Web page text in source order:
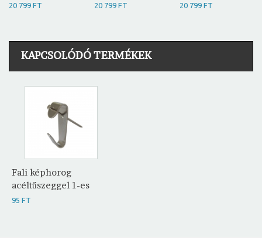
20 799 FT 20 799 FT 20 799 FT
KAPCSOLÓDÓ TERMÉKEK
Fali képhorog
acéltűszeggel 1-es
95 FT